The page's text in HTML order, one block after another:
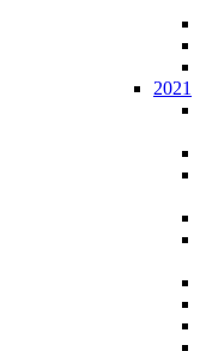
2021